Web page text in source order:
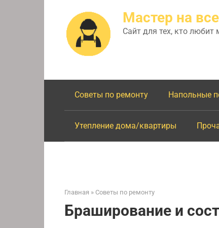
Мастер на
Сайт для тех, кто любит
Советы по ремонту Напольные
Утепление дома/квартиры
Главная » Советы по ремонту
Браширование и